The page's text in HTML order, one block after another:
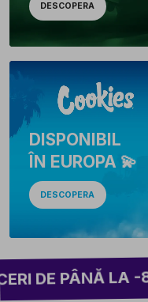
DESCOPERA
DISPONIBIL
ÎN EUROPA 💫
DESCOPERA
PÂNĂ LA -85 %